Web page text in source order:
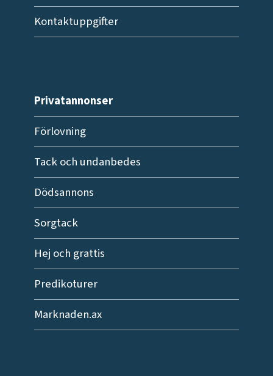
Kontaktuppgifter
Privatannonser
Förlovning
Tack och undanbedes
Dödsannons
Sorgtack
Hej och grattis
Predikoturer
Marknaden.ax